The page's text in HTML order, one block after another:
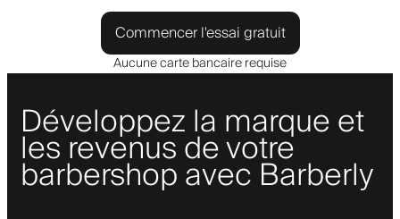
Commencer l'essai gratuit
Aucune carte bancaire requise
Développez la marque et
les revenus de votre
barbershop avec Barberly